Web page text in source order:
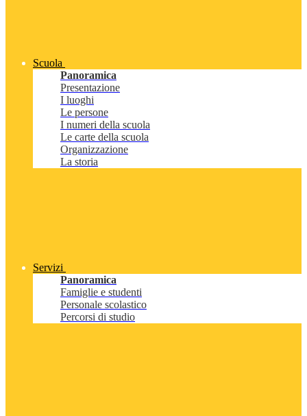
Scuola
Panoramica
Presentazione
I luoghi
Le persone
I numeri della scuola
Le carte della scuola
Organizzazione
La storia
Servizi
Panoramica
Famiglie e studenti
Personale scolastico
Percorsi di studio